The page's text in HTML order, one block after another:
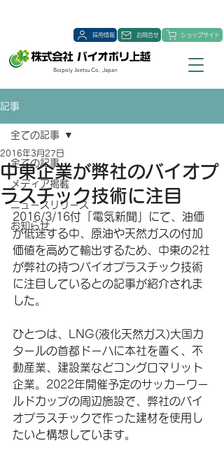
Biopoly Joetsu Co. ,Japan
お問合せ ショップサイト
採用情報
記事
全ての記事
メディア掲載
ニュースリリース
お知らせ
全ての記事
中東企業が弊社のバイオプ
ラスチック技術に注目
2016年3月27日
2016/3/16付「電気新聞」にて、油価
が低迷する中、原油や天然ガスの付加
価値を高めて輸出するため、中東の2社
が弊社の持つバイオプラスチック技術
に注目しているとの記事が紹介されま
した。
ひとつは、LNG(液化天然ガス)大国カ
タールの首都ドーハに本社を置く、不
動産業、建設業などコングロマリット
企業。2022年開催予定のサッカーワー
ルドカップの周辺施設で、弊社のバイ
オプラスチックで作った建材を使用し
たいと構想しています。